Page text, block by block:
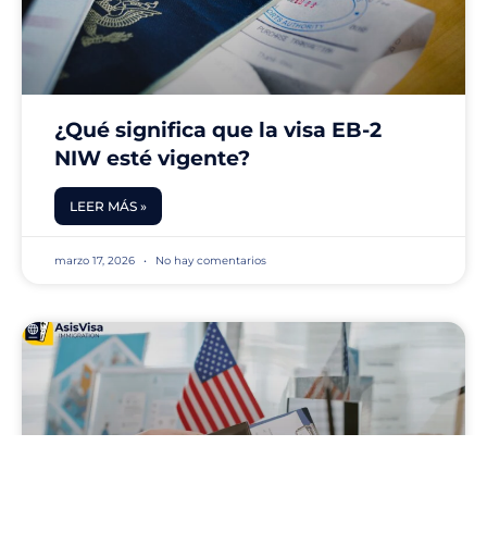
¿Qué significa que la visa EB-2
NIW esté vigente?
LEER MÁS »
marzo 17, 2026 No hay comentarios